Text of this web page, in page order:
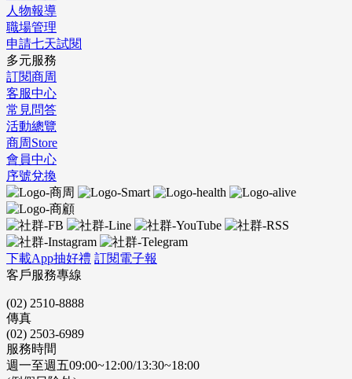
人物報導
職場管理
申請七天試閱
多元服務
訂閱商周
客服中心
常見問答
活動總覽
商周Store
會員中心
序號兌換
下載App抽好禮 訂閱電子報
客戶服務專線
(02) 2510-8888
傳真
(02) 2503-6989
服務時間
週一至週五09:00~12:00/13:30~18:00